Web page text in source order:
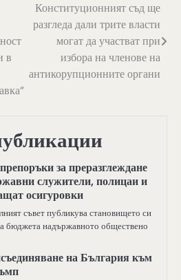
в
Конституционният съд ще
разгледа дали трите власти
могат да участват при
избора на членове на
антикорупционните органи
за преразглеждане
служители, полицаи и
осигуровки
съвет публикува становището си
бюджета надържавното обществено
на България към